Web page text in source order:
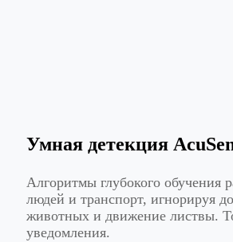
Умная детекция
Алгоритмы глубокого обучения
людей и транспорт, игнорируя
животных и движение листвы.
уведомления.